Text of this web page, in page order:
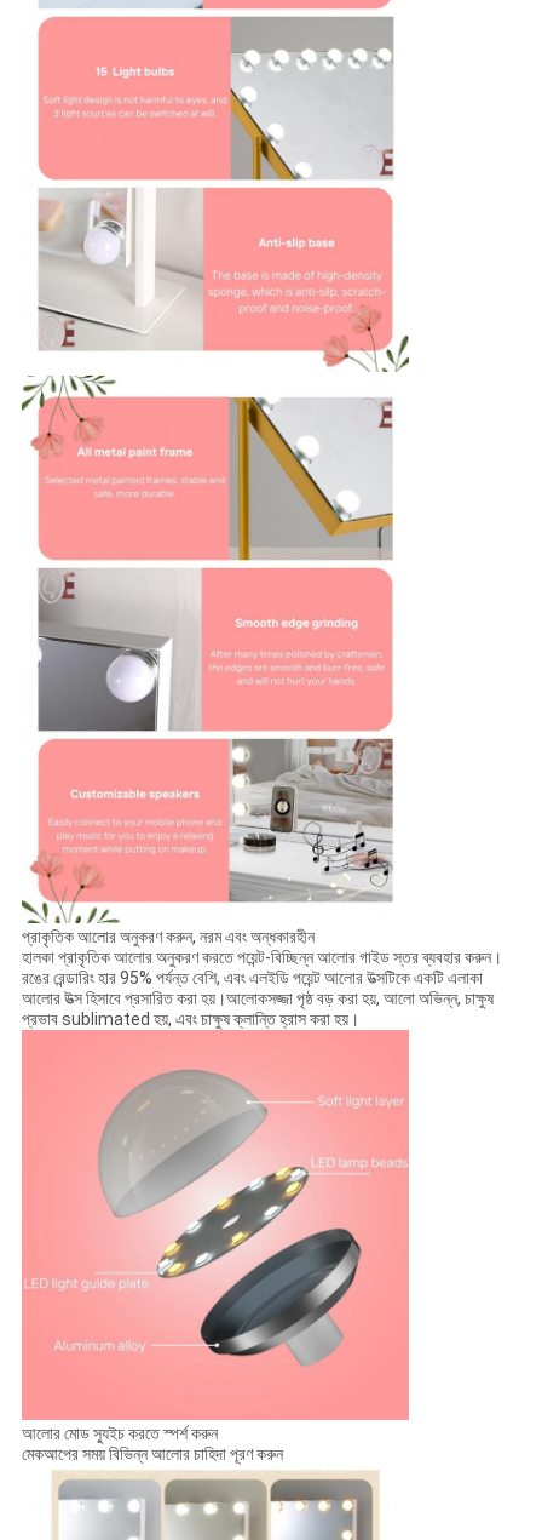
প্রাকৃতিক আলোর অনুকরণ করুন, নরম এবং অন্ধকারহীন
হালকা প্রাকৃতিক আলোর অনুকরণ করতে পয়েন্ট-বিচ্ছিন্ন আলোর গাইড স্তর ব্যবহার করুন।
রঙের রেন্ডারিং হার 95% পর্যন্ত বেশি, এবং এলইডি পয়েন্ট আলোর উত্সটিকে একটি এলাকা
আলোর উত্স হিসাবে প্রসারিত করা হয়।আলোকসজ্জা পৃষ্ঠ বড় করা হয়, আলো অভিন্ন, চাক্ষুষ
প্রভাব sublimated হয়, এবং চাক্ষুষ ক্লান্তি হ্রাস করা হয়।
আলোর মোড স্যুইচ করতে স্পর্শ করুন
মেকআপের সময় বিভিন্ন আলোর চাহিদা পূরণ করুন